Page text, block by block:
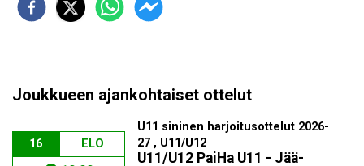
Joukkueen ajankohtaiset ottelut
16 ELO
U11 sininen harjoitusottelut 2026-
27 , U11/U12
U11/U12 PaiHa U11 - Jää-